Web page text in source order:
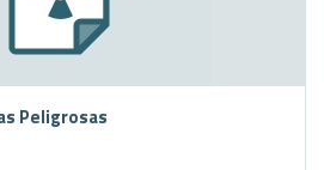
Peligrosas